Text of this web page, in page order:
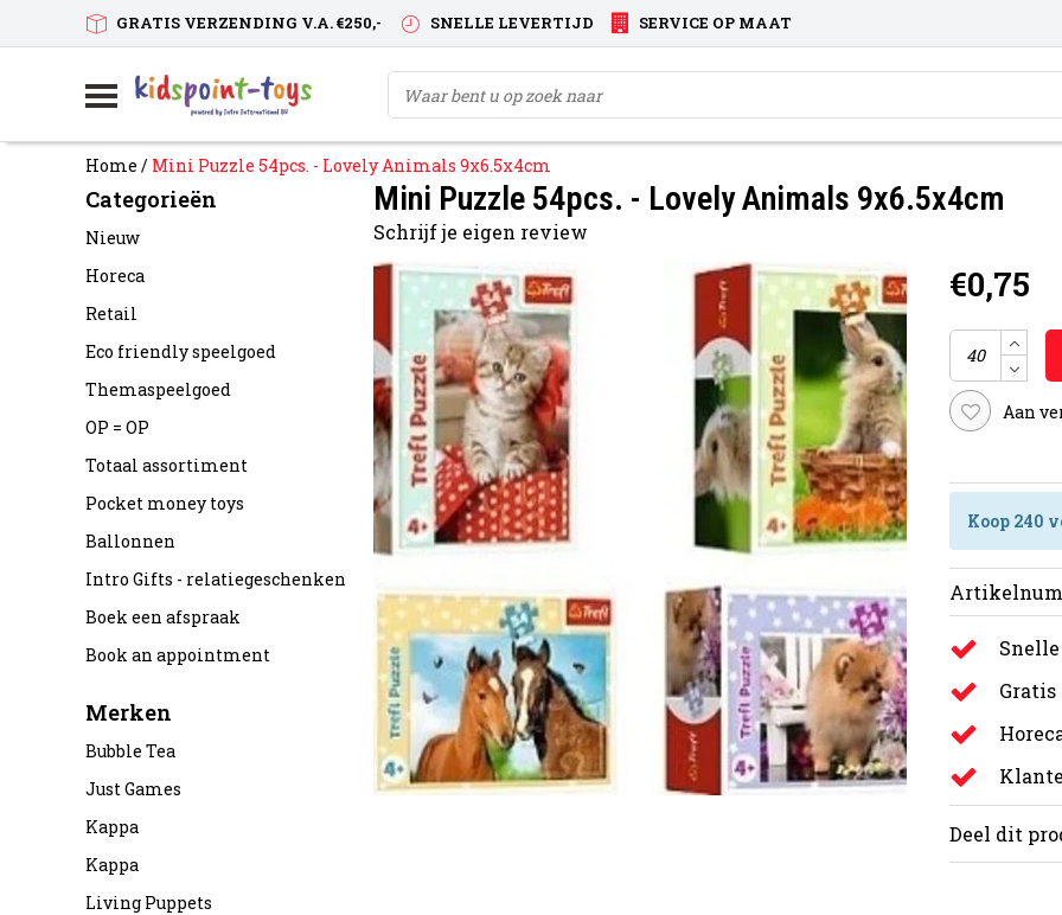
GRATIS VERZENDING V.A. €250,- SNELLE LEVERTIJD SERVICE OP MAAT
Home / Mini Puzzle 54pcs. - Lovely Animals 9x6.5x4cm
Categorieën
Nieuw
Horeca
Retail
Eco friendly speelgoed
Themaspeelgoed
OP = OP
Totaal assortiment
Pocket money toys
Ballonnen
Intro Gifts - relatiegeschenken
Boek een afspraak
Book an appointment
Merken
Bubble Tea
Just Games
Kappa
Kappa
Living Puppets
Mini Puzzle 54pcs. - Lovely Animals 9x6.5x4cm
Schrijf je eigen review
€0,75
Aan
Koop 240
Gratis
Deel dit